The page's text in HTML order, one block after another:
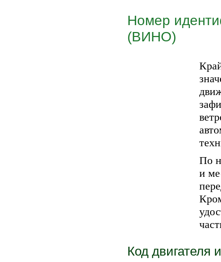
Номер
(ВИНО)
По
и
Код двигателя